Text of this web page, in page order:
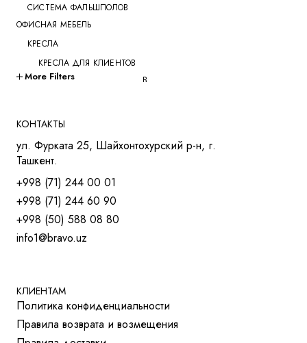
СИСТЕМА ФАЛЬШПОЛОВ
ОФИСНАЯ МЕБЕЛЬ
КРЕСЛА
КРЕСЛА ДЛЯ КЛИЕНТОВ
КРЕСЛА ДЛЯ ПЕРЕГОВОРОВ
КРЕСЛА ДЛЯ ТРЕНИНГОВ
МЯГКАЯ МЕБЕЛЬ
СТОЛЫ
СТОЛ ДЛЯ РУКОВОДИТЕЛЯ
СТОЛЫ OPEN-SPACE
СТОЛЫ ДЛЯ МЕНЕДЖЕРОВ
СТОЛЫ ДЛЯ ПЕРЕГОВОРОВ
ШКАФЫ И ТУМБЫ
РЕШЕНИЯ ДЛЯ БИЗНЕСА
ДЛЯ ОТЕЛЕЙ
More Filters
КОНТАКТЫ
ул. Фурката 25, Шайхонтохурский р-н, г.
Ташкент.
+998 (71) 244 00 01
+998 (71) 244 60 90
+998 (50) 588 08 80
info1@bravo.uz
КЛИЕНТАМ
Политика конфиденциальности
Правила возврата и возмещения